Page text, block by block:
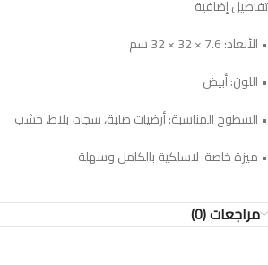
تفاصيل إضافية
• الأبعاد: ‎32 × 32 × 7.6 سم
• اللون: أبيض
• السطوح المناسبة: أرضيات صلبة، سجاد، بلاط، خشب
• ميزة خاصة: لاسلكية بالكامل وسهلة
مراجعات (0)